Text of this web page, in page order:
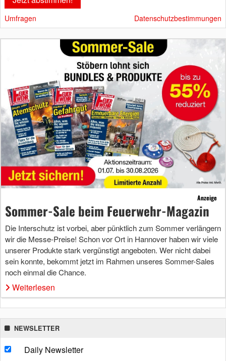
Umfragen Datenschutzbestimmungen
Anzeige
Sommer-Sale beim Feuerwehr-Magazin
Die Interschutz ist vorbei, aber pünktlich zum Sommer verlängern
wir die Messe-Preise! Schon vor Ort in Hannover haben wir viele
unserer Produkte stark vergünstigt angeboten. Wer nicht dabei
sein konnte, bekommt jetzt im Rahmen unseres Sommer-Sales
noch einmal die Chance.
Weiterlesen
NEWSLETTER
Daily Newsletter